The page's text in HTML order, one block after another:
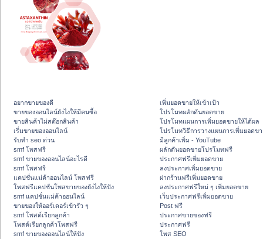
อยากขายของดี
ขายของออนไลน์ยังไงให้มีคนซื้อ
ขายสินค้าไม่สต๊อกสินค้า
เริ่มขายของออนไลน์
รับทำ seo ด่วน
smf โพสฟรี
smf ขายของออนไลน์อะไรดี
smf โพสฟรี
แคปชั่นแม่ค้าออนไลน์ โพสฟรี
โพสฟรีแคปชั่นโพสขายของยังไงให้ปัง
smf แคปชั่นแม่ค้าออนไลน์
ขายของให้ออร์เดอร์เข้ารัว ๆ
smf โพสต์เรียกลูกค้า
โพสต์เรียกลูกค้าโพสฟรี
smf ขายของออนไลน์ให้ปัง
เพิ่มยอดขายให้เข้าเป้า
โปรโมทผลักดันยอดขาย
โปรโมทแผนการเพิ่มยอดขายให้ได้ผล
โปรโมทวิธีการวางแผนการเพิ่มยอดข
มีลูกค้าเพิ่ม - YouTube
ผลักดันยอดขายโปรโมทฟรี
ประกาศฟรีเพิ่มยอดขาย
ลงประกาศเพิ่มยอดขาย
ฝากร้านฟรีเพิ่มยอดขาย
ลงประกาศฟรีใหม่ ๆ เพิ่มยอดขาย
เว็บประกาศฟรีเพิ่มยอดขาย
Post ฟรี
ประกาศขายของฟรี
ประกาศฟรี
โพส SEO